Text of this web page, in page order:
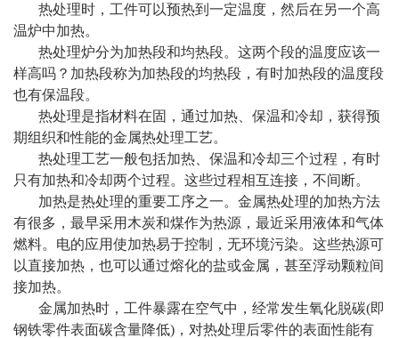
热处理时，工件可以预热到一定温度，然后在另一个高
温炉中加热。
热处理炉分为加热段和均热段。这两个段的温度应该一
样高吗？加热段称为加热段的均热段，有时加热段的温度段
也有保温段。
热处理是指材料在固，通过加热、保温和冷却，获得预
期组织和性能的金属热处理工艺。
热处理工艺一般包括加热、保温和冷却三个过程，有时
只有加热和冷却两个过程。这些过程相互连接，不间断。
加热是热处理的重要工序之一。金属热处理的加热方法
有很多，最早采用木炭和煤作为热源，最近采用液体和气体
燃料。电的应用使加热易于控制，无环境污染。这些热源可
以直接加热，也可以通过熔化的盐或金属，甚至浮动颗粒间
接加热。
金属加热时，工件暴露在空气中，经常发生氧化脱碳(即
钢铁零件表面碳含量降低)，对热处理后零件的表面性能有